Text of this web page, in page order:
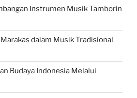
Instrumen Musik Tamborin
dalam Musik Tradisional
Budaya Indonesia Melalui